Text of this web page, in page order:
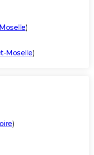
)
Moselle)
)